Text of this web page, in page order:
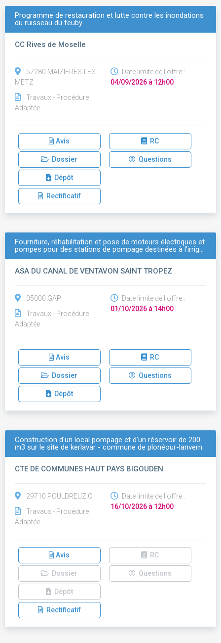
Programme de restauration et lutte contre les inondations
du ruisseau du feuby
CC Rives de Moselle
57280 MAIZIERES-LES-
METZ
Travaux - Procédure
Adaptée
Date limite de l'offre :
04/09/2026 à 12h00
Avis RC
Dossier Questions
Dépôt
Rectificatif
Fourniture, réhabilitation et pose de moteurs électriques et
pompes pour des stations de pompage destinées à l'irrig…
ASA DU CANAL DE VENTAVON SAINT TROPEZ
05000 GAP
Travaux - Procédure
Adaptée
Date limite de l'offre :
01/10/2026 à 14h00
Avis RC
Dossier Questions
Dépôt
Construction d'un local pompage et d'un réservoir de 200
m3 sur le site de kerlavar - commune de plonéour-lanvern
CTE DE COMMUNES HAUT PAYS BIGOUDEN
29710 POULDREUZIC
Travaux - Procédure
Adaptée
Date limite de l'offre :
16/10/2026 à 12h00
Avis RC
Dossier Questions
Dépôt
Rectificatif